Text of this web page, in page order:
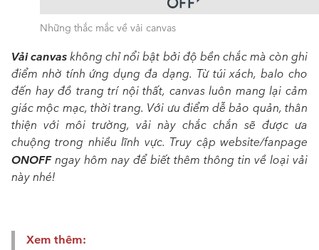
Những thắc mắc về vải canvas
Vải canvaskhông chỉ nổi bật bởi độ bền chắc mà còn ghi
điểm nhờ tính ứng dụng đa dạng. Từ túi xách, balo cho
đến hay đồ trang trí nội thất, canvas luôn mang lại cảm
giác mộc mạc, thời trang. Với ưu điểm dễ bảo quản, thân
thiện với môi trường, vải này chắc chắn sẽ được ưa
chuộng trong nhiều lĩnh vực. Truy cập website/fanpage
ONOFFngay hôm nay để biết thêm thông tin về loại vải
này nhé!
Xem thêm: